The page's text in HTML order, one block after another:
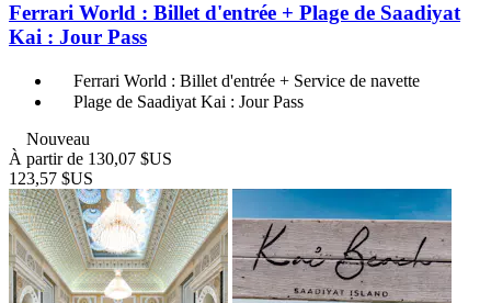
Ferrari World : Billet d'entrée + Plage de Saadiyat
Kai : Jour Pass
Ferrari World : Billet d'entrée + Service de navette
Plage de Saadiyat Kai : Jour Pass
Nouveau
À partir de 130,07 $US
123,57 $US